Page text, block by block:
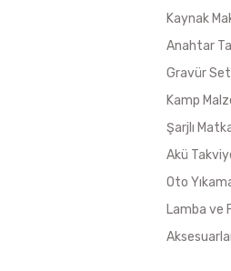
Kaynak
Anahtar
Gravür
Kamp
Şarjlı
Akü
Oto
Lamba ve